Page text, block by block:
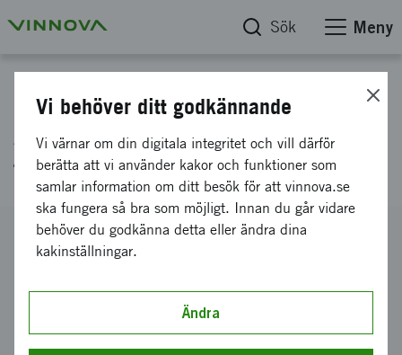
Sök Meny
Ansökan koordineringsmedel
för Produktion2030 etapp 3
Diarienummer
2020-01908
Koordinator
Föreningen Teknikföretagen i Sverige
Bidrag från Vinnova
Vi behöver ditt godkännande
Vi värnar om din digitala integritet och vill därför
berätta att vi använder kakor och funktioner som
samlar information om ditt besök för att vinnova.se
ska fungera så bra som möjligt. Innan du går vidare
behöver du godkänna detta eller ändra dina
kakinställningar.
Ändra